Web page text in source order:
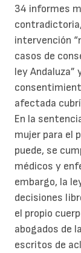
34 informes
intervención
casos de
ley Andaluza”
afectada
En la
mujer para el
puede, se
médicos y
embargo, la
decisiones
el propio
abogados de
escritos de